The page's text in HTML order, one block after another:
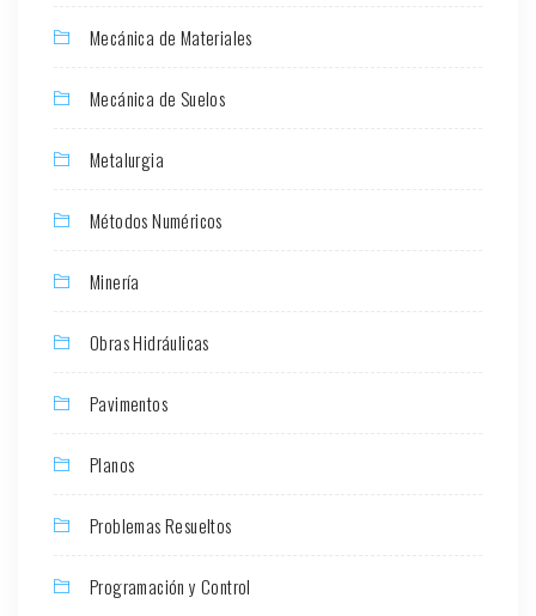
Mecánica de Materiales
Mecánica de Suelos
Metalurgia
Métodos Numéricos
Minería
Obras Hidráulicas
Pavimentos
Planos
Problemas Resueltos
Programación y Control